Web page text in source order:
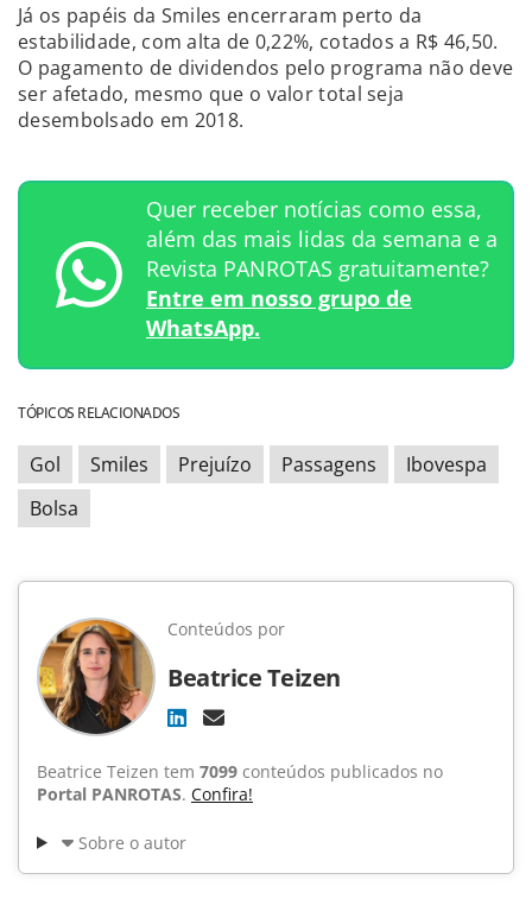
Já os papéis da Smiles encerraram perto da
estabilidade, com alta de 0,22%, cotados a R$ 46,50.
O pagamento de dividendos pelo programa não deve
ser afetado, mesmo que o valor total seja
desembolsado em 2018.
Quer receber notícias como essa,
além das mais lidas da semana e a
Revista PANROTAS gratuitamente?
Entre em nosso grupo de
WhatsApp.
TÓPICOS RELACIONADOS
Gol Smiles Prejuízo Passagens
Ibovespa
Bolsa
Conteúdos por
Beatrice Teizen
Beatrice Teizen tem 7099 conteúdos publicados no
Portal PANROTAS. Confira!
Sobre o autor